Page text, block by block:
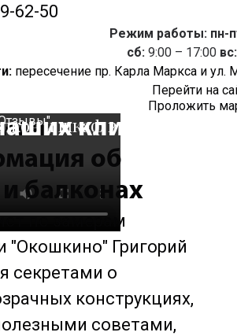
62-50
Режим работы: пн-
сб: 9:00 – 17:00 вс:
пересечение пр. Карла Маркса и ул.
Перейти на
Проложить
и шкаф в фирме
клиентов
об
балконах
по замерам
"Окошкино" Григорий
секретами о
конструкциях,
советами,